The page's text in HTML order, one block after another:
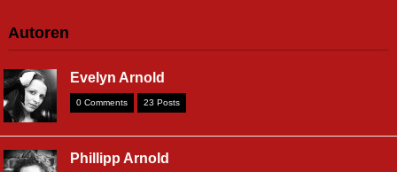
Autoren
Evelyn Arnold
0 Comments 23 Posts
Phillipp Arnold